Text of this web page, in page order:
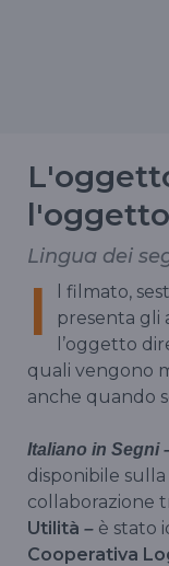
Lingua dei
I l filmato,
presenta gli
l’oggetto
quali vengono
anche quando
Italiano in Segni
disponibile
collaborazione
Utilità – è stato
Cooperativa